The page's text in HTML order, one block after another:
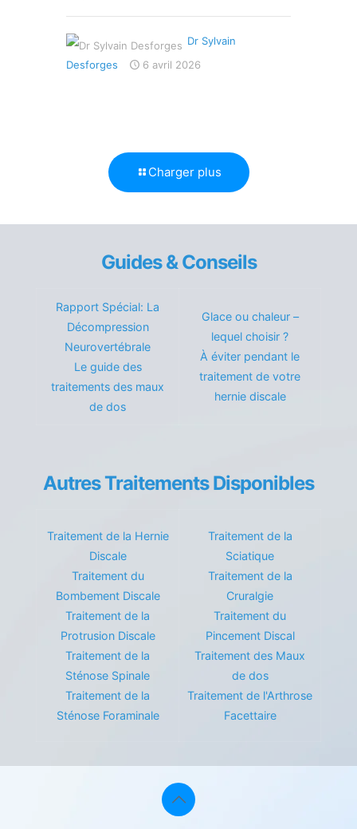
Dr Sylvain
Desforges
6 avril 2026
Charger plus
Guides & Conseils
Rapport Spécial: La
Décompression
Neurovertébrale
Le guide des
traitements des maux
de dos
Glace ou chaleur –
lequel choisir ?
À éviter pendant le
traitement de votre
hernie discale
Autres Traitements Disponibles
Traitement de la Hernie
Discale
Traitement du
Bombement Discale
Traitement de la
Protrusion Discale
Traitement de la
Sténose Spinale
Traitement de la
Sténose Foraminale
Traitement de la
Sciatique
Traitement de la
Cruralgie
Traitement du
Pincement Discal
Traitement des Maux
de dos
Traitement de l'Arthrose
Facettaire